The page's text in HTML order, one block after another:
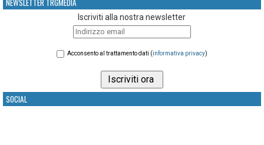
Iscriviti alla nostra newsletter
Acconsento al trattamento dati (informativa privacy)
SOCIAL